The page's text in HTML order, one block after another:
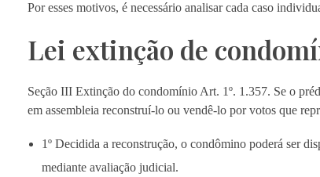
Por esses motivos, é necessário analisar cada caso
Lei extinção de
Seção III Extinção do condomínio Art. 1º. 1.357. Se o
em assembleia reconstruí-lo ou vendê-lo por votos que
1º Decidida a reconstrução, o condômino poderá ser
mediante avaliação judicial.